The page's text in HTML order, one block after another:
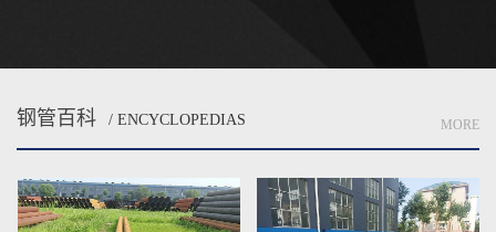
钢管百科 / ENCYCLOPEDIAS MORE